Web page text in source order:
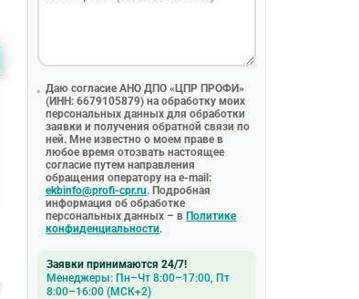
Даю согласие АНО ДПО «ЦПР ПРОФИ»
(ИНН: 6679105879) на обработку моих
персональных данных для обработки
заявки и получения обратной связи по
ней. Мне известно о моем праве в
любое время отозвать настоящее
согласие путем направления
обращения оператору на e-mail:
ekbinfo@profi-cpr.ru. Подробная
информация об обработке
персональных данных – в Политике
конфиденциальности.
Заявки принимаются 24/7!
Менеджеры: Пн–Чт 8:00–17:00, Пт
8:00–16:00 (МСК+2)